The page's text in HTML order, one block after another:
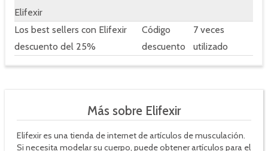
Elifexir
Los best sellers con Elifexir
descuento del 25%
Código
descuento
7 veces
utilizado
Más sobre Elifexir
Elifexir es una tienda de internet de artículos de musculación.
Si necesita modelar su cuerpo, puede obtener artículos para el